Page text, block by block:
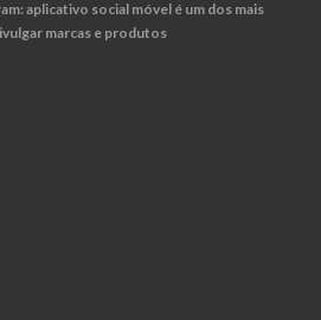
aplicativo social móvel é um dos mais
marcas e produtos